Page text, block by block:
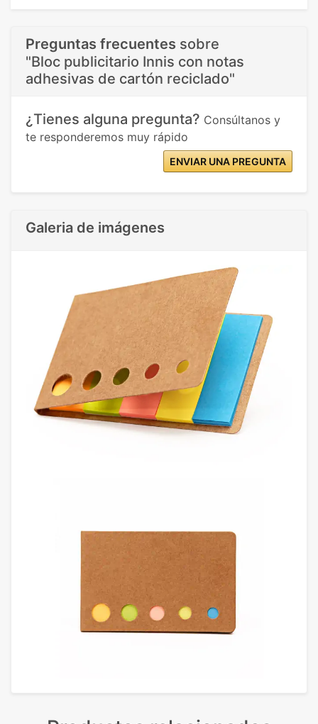
Preguntas frecuentes sobre
"Bloc publicitario Innis con notas
adhesivas de cartón reciclado"
¿Tienes alguna pregunta? Consúltanos y
te responderemos muy rápido
ENVIAR UNA PREGUNTA
Galeria de imágenes